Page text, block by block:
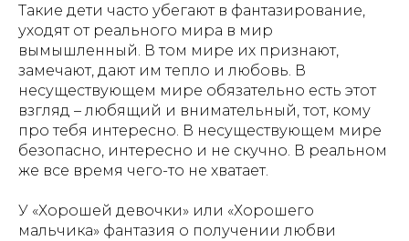
Такие дети часто убегают в фантазирование,
уходят от реального мира в мир
вымышленный. В том мире их признают,
замечают, дают им тепло и любовь. В
несуществующем мире обязательно есть этот
взгляд – любящий и внимательный, тот, кому
про тебя интересно. В несуществующем мире
безопасно, интересно и не скучно. В реальном
же все время чего-то не хватает.
У «Хорошей девочки» или «Хорошего
мальчика» фантазия о получении любви